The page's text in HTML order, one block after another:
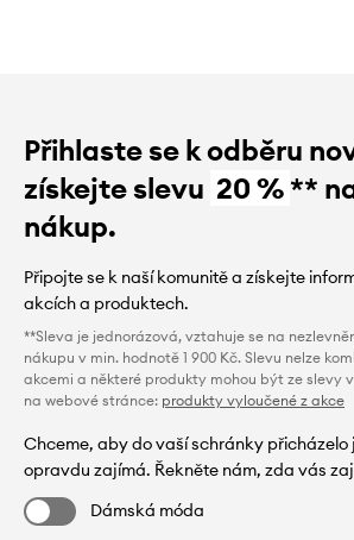
Přihlaste se k odběru
získejte slevu 20 %**
nákup.
Připojte se k naší komunitě a získejte
akcích a produktech.
**Sleva je jednorázová, vztahuje se na
nákupu v min. hodnotě 1 900 Kč. Slevu nelze
akcemi a některé produkty mohou být ze slevy
na webové stránce: produkty vyloučené z akce
Chceme, aby do vaší schránky přicházelo
opravdu zajímá. Řekněte nám, zda vás
Dámská móda